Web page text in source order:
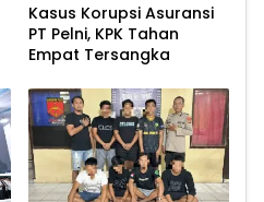
Kasus Korupsi Asuransi
PT Pelni, KPK Tahan
Empat Tersangka